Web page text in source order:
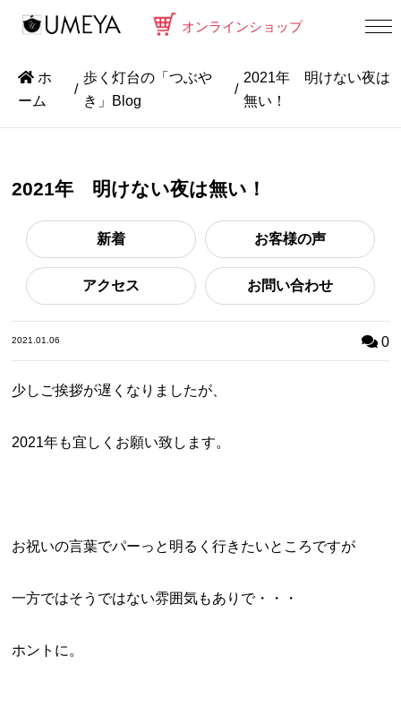
オンラインショップ
ホ
ーム
歩く灯台の「つぶや
き」Blog
2021年 明けない夜は
無い！
2021年 明けない夜は無い！
新着 お客様の声
アクセス お問い合わせ
2021.01.06 0
少しご挨拶が遅くなりましたが、
2021年も宜しくお願い致します。
お祝いの言葉でパーっと明るく行きたいところですが
一方ではそうではない雰囲気もありで・・・
ホントに。